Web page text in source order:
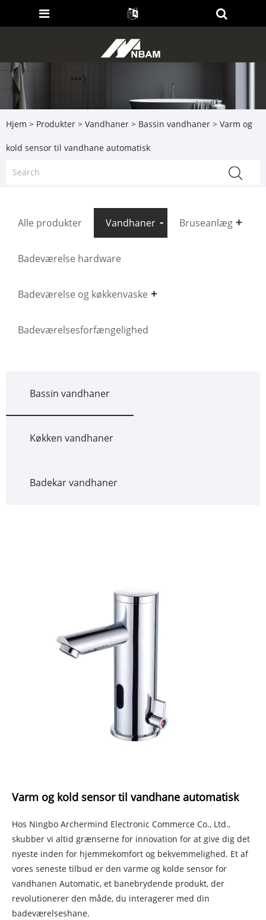
Hjem > Produkter > Vandhaner > Bassin vandhaner > Varm og
kold sensor til vandhane automatisk
Alle produkter Vandhaner Bruseanlæg
Badeværelse hardware
Badeværelse og køkkenvaske
Badeværelsesforfængelighed
Bassin vandhaner
Køkken vandhaner
Badekar vandhaner
Varm og kold sensor til vandhane automatisk
Hos Ningbo Archermind Electronic Commerce Co., Ltd.,
skubber vi altid grænserne for innovation for at give dig det
nyeste inden for hjemmekomfort og bekvemmelighed. Et af
vores seneste tilbud er den varme og kolde sensor for
vandhanen Automatic, et banebrydende produkt, der
revolutionerer den måde, du interagerer med din
badeværelseshane.